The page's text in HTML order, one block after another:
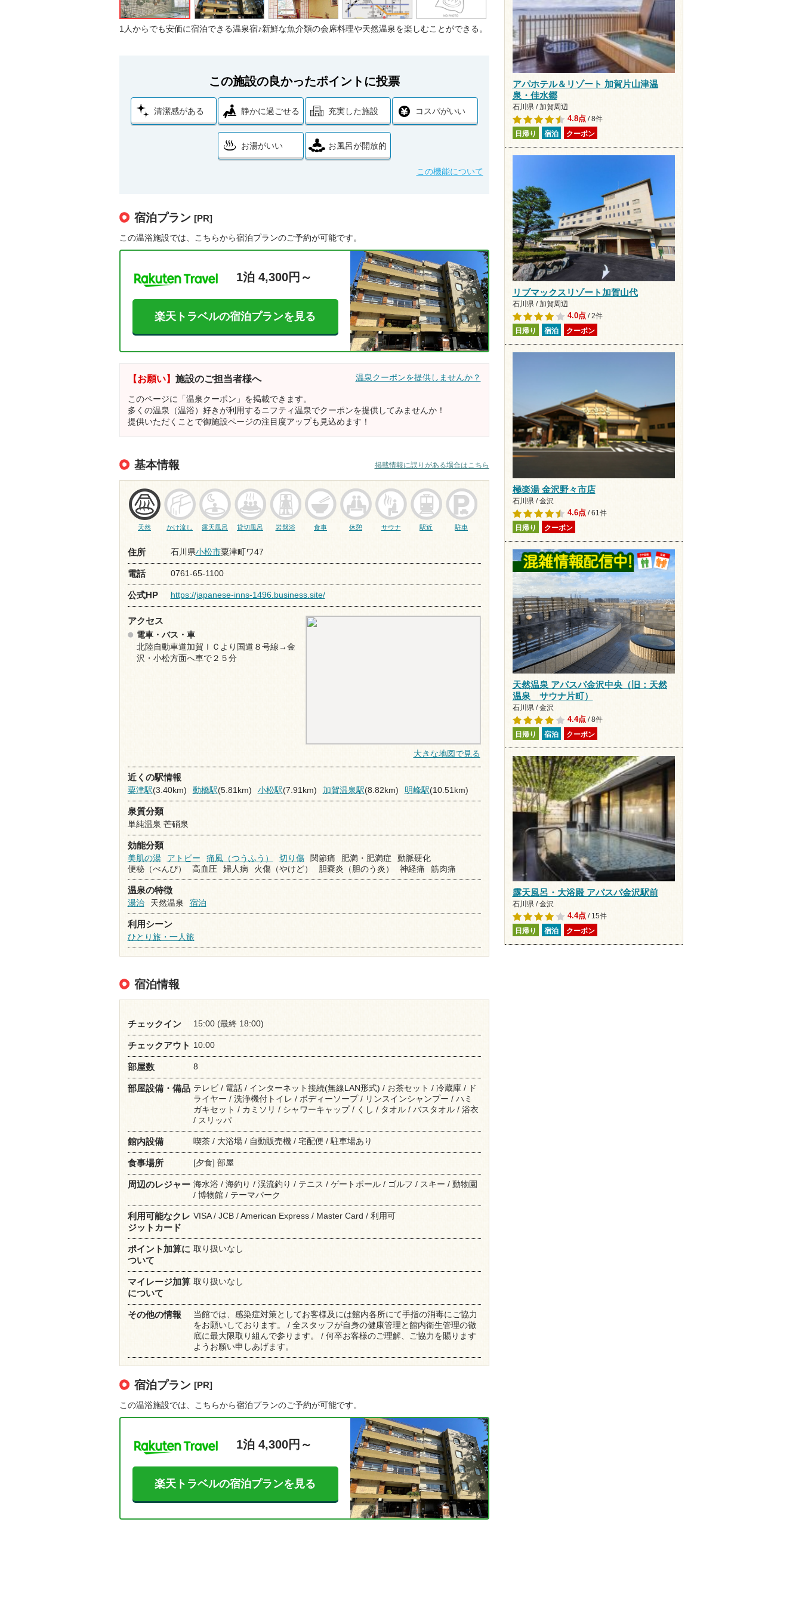
1人からでも安価に宿泊できる温泉宿♪新鮮な魚介類の会席料理や天然温泉を楽しむことができる。
この施設の良かったポイントに投票
清潔感がある 静かに過ごせる 充実した施設 コスパがいい
お湯がいい お風呂が開放的
この機能について
宿泊プラン [PR]
この温浴施設では、こちらから宿泊プランのご予約が可能です。
1泊 4,300円～
楽天トラベルの宿泊プランを見る
【お願い】 施設のご担当者様へ 温泉クーポンを提供しませんか？
このページに「温泉クーポン」を掲載できます。
多くの温泉（温浴）好きが利用するニフティ温泉でクーポンを提供してみませんか！
提供いただくことで御施設ページの注目度アップも見込めます！
基本情報 掲載情報に誤りがある場合はこちら
天然 かけ流し 露天風呂 貸切風呂 岩盤浴 食事 休憩 サウナ 駅近 駐車
住所 石川県小松市粟津町ワ47
電話 0761-65-1100
公式HP https://japanese-inns-1496.business.site/
アクセス
電車・バス・車
北陸自動車道加賀ＩＣより国道８号線→金
沢・小松方面へ車で２５分
大きな地図で見る
近くの駅情報
粟津駅(3.40km) 動橋駅(5.81km) 小松駅(7.91km) 加賀温泉駅(8.82km) 明峰駅(10.51km)
泉質分類
単純温泉 芒硝泉
効能分類
美肌の湯
アトピー 痛風（つうふう） 切り傷 関節痛 肥満・肥満症
動脈硬化
便秘（べんぴ）
高血圧 婦人病 火傷（やけど） 胆嚢炎（胆のう炎） 神経痛 筋肉痛
温泉の特徴
湯治
天然温泉 宿泊
利用シーン
ひとり旅・一人旅
宿泊情報
チェックイン 15:00 (最終 18:00)
チェックアウト 10:00
部屋数 8
部屋設備・備品 テレビ / 電話 / インターネット接続(無線LAN形式) / お茶セット / 冷蔵庫 / ド
ライヤー / 洗浄機付トイレ / ボディーソープ / リンスインシャンプー / ハミ
ガキセット / カミソリ / シャワーキャップ / くし / タオル / バスタオル / 浴衣
/ スリッパ
館内設備 喫茶 / 大浴場 / 自動販売機 / 宅配便 / 駐車場あり
食事場所 [夕食] 部屋
周辺のレジャー 海水浴 / 海釣り / 渓流釣り / テニス / ゲートボール / ゴルフ / スキー / 動物園
/ 博物館 / テーマパーク
利用可能なクレ
ジットカード
VISA / JCB / American Express / Master Card / 利用可
ポイント加算に
ついて
取り扱いなし
マイレージ加算
について
取り扱いなし
その他の情報
当館では、感染症対策としてお客様及には館内各所にて手指の消毒にご協力
をお願いしております。 / 全スタッフが自身の健康管理と館内衛生管理の徹
底に最大限取り組んで参ります。 / 何卒お客様のご理解、ご協力を賜ります
ようお願い申しあげます。
宿泊プラン [PR]
この温浴施設では、こちらから宿泊プランのご予約が可能です。
1泊 4,300円～
楽天トラベルの宿泊プランを見る
アパホテル＆リゾート 加賀片山津温
泉・佳水郷
石川県 / 加賀周辺
4.8点/ 8件
日帰り 宿泊 クーポン
リブマックスリゾート加賀山代
石川県 / 加賀周辺
4.0点/ 2件
日帰り 宿泊 クーポン
極楽湯 金沢野々市店
石川県 / 金沢
4.6点/ 61件
日帰り クーポン
天然温泉 アパスパ金沢中央（旧：天然
温泉 サウナ片町）
石川県 / 金沢
4.4点/ 8件
日帰り 宿泊 クーポン
露天風呂・大浴殿 アパスパ金沢駅前
石川県 / 金沢
4.4点/ 15件
日帰り 宿泊 クーポン